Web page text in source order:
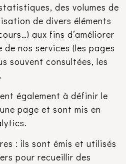
des volumes de
de divers éléments
aux fins d’améliorer
de nos services (les pages
souvent consultées, les
également à définir le
page et sont mis en
: ils sont émis et utilisés
pour recueillir des